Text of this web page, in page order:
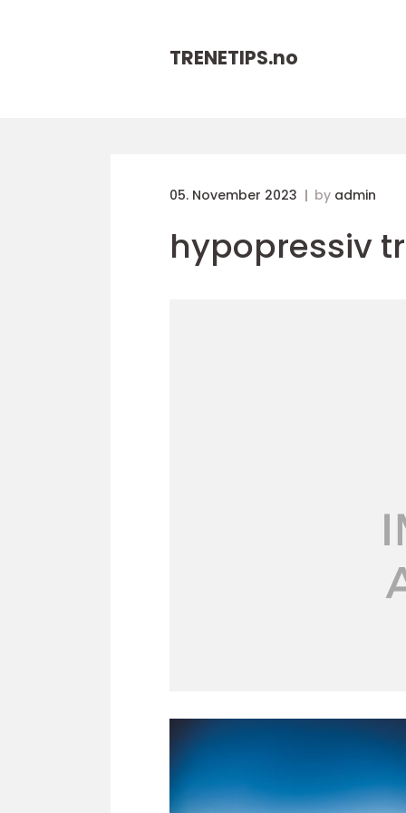
TRENETIPS.no
05. November 2023 by admin
hypopressiv